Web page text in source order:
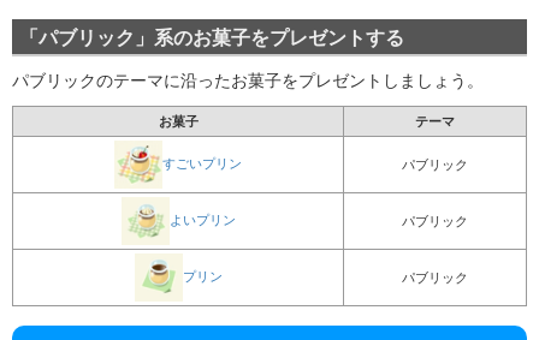
「パブリック」系のお菓子をプレゼントする
パブリックのテーマに沿ったお菓子をプレゼントしましょう。
お菓子 テーマ
すごいプリン パブリック
よいプリン パブリック
プリン パブリック